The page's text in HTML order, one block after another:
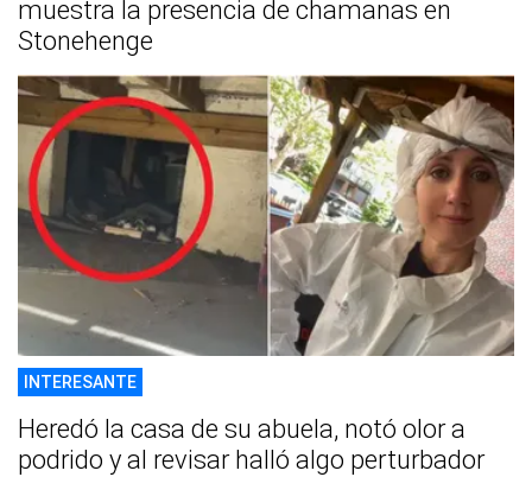
muestra la presencia de chamanas en
Stonehenge
INTERESANTE
Heredó la casa de su abuela, notó olor a
podrido y al revisar halló algo perturbador